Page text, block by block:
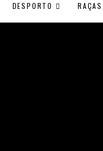
DESPORTO RAÇAS